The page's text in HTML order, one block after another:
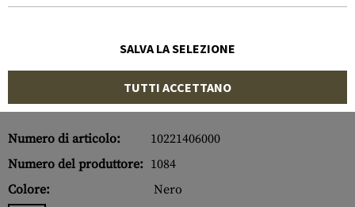
Numero di articolo:
10221406000
Numero del produttore: 1084
Colore:
Nero
SALVA LA SELEZIONE
TUTTI ACCETTANO